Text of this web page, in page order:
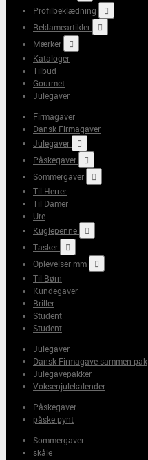
Profilbeklædning

Reklameartikler

Mærker

Kataloger
Tilbud
Gourmet
Julegaver
Firmagaver
Dansk Firmagaver
Julegaver

Påskegaver

Sommergaver

Til Herrer
Til Damer
Ure
Kuglepenne

Tasker

Oplevelser mm

Til Børn
Kundegaver
Briller
Student
Student
Julegaver
Dansk Firmagave sammen pak
Julegavepakker
Voksenjulekalender
Påskegaver
påske pynt
Sommergaver
skåle